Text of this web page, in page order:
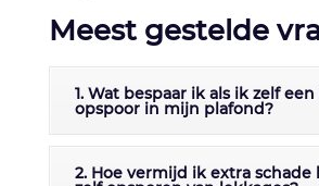
Meest gestelde
1. Wat bespaar ik als ik zelf
opspoor in mijn plafond?
2. Hoe vermijd ik extra schade